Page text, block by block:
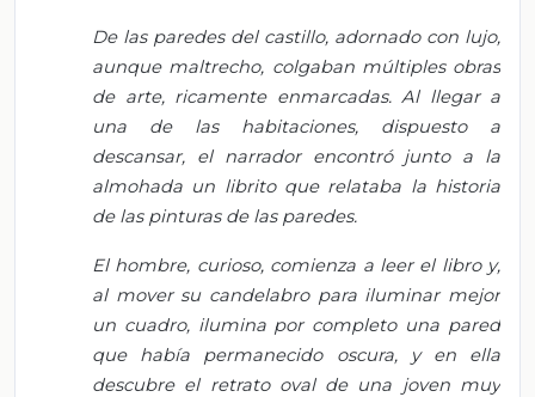
De las paredes del castillo, adornado con lujo,
aunque maltrecho, colgaban múltiples obras
de arte, ricamente enmarcadas. Al llegar a
una de las habitaciones, dispuesto a
descansar, el narrador encontró junto a la
almohada un librito que relataba la historia
de las pinturas de las paredes.
El hombre, curioso, comienza a leer el libro y,
al mover su candelabro para iluminar mejor
un cuadro, ilumina por completo una pared
que había permanecido oscura, y en ella
descubre el retrato oval de una joven muy